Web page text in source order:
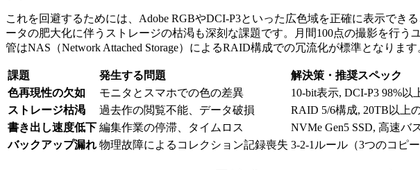
これを回避するためには、Adobe RGBやDCI-P3といった広色域を正確に表示で
ータの肥大化に伴うストレージの枯渇も深刻な課題です。月間100点の撮影を行
管はNAS（Network Attached Storage）によるRAID構成での冗流化が標準となります
課題 発生する問題 解決策・推奨スペック
色再現性の欠如
モニタとスマホでの色の差異 10-bit表示, DCI-P3 98%以
ストレージ枯渇
過去作の閲覧不能、データ破損 RAID 5/6構成, 20TB以上
書き出し速度低下 編集作業の停滞、タイムロス NVMe Gen5 SSD, 高速バ
バックアップ漏れ 物理故障によるコレクション記録喪失 3-2-1ルール（3つのコピ